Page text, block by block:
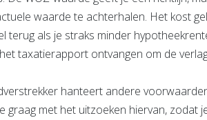
waarde te achterhalen. Het kost
terug als je straks minder
taxatierapport ontvangen om de
hanteert andere
graag met het uitzoeken hiervan, zodat